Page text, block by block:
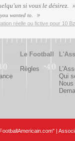
si vous le désirez.
wanted to.
réelle ou fictive pour 10
Le Football
Règles
Qui
|